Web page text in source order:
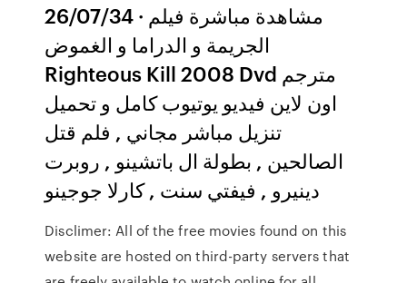
26/07/34 · مشاهدة مباشرة فيلم
الجريمة و الدراما و الغموض
Righteous Kill 2008 Dvd مترجم
اون لاين فيديو يوتيوب كامل و تحميل
تنزيل مباشر مجاني , فلم قتل
الصالحين , بطولة ال باتشينو , روبرت
دينيرو , فيفتي سنت , كارلا جوجينو
Disclimer: All of the free movies found on this
website are hosted on third-party servers that